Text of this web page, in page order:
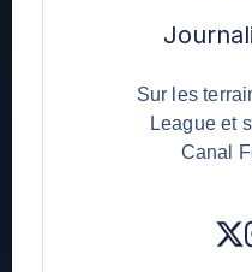
Sur les
League et
Canal